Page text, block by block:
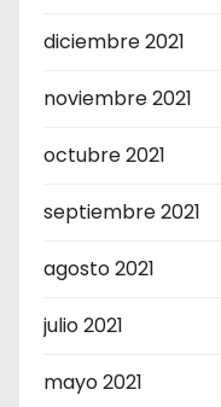
diciembre 2021
noviembre 2021
octubre 2021
septiembre 2021
agosto 2021
julio 2021
mayo 2021